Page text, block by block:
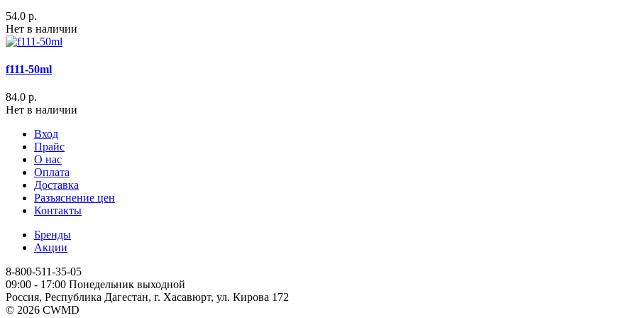
54.0 р.
Нет в наличии
f111-50ml
84.0 р.
Нет в наличии
Вход
Прайс
О нас
Оплата
Доставка
Разъяснение цен
Контакты
Бренды
Акции
8-800-511-35-05
09:00 - 17:00 Понедельник выходной
Россия, Республика Дагестан, г. Хасавюрт, ул. Кирова 172
© 2026 CWMD